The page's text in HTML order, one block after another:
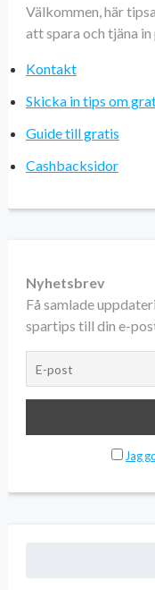
Välkommen, här
att spara och tjäna in
Kontakt
Skicka in tips om
Guide till gratis
Cashbacksidor
Nyhetsbrev
Få samlade
spartips till din e-
Jag